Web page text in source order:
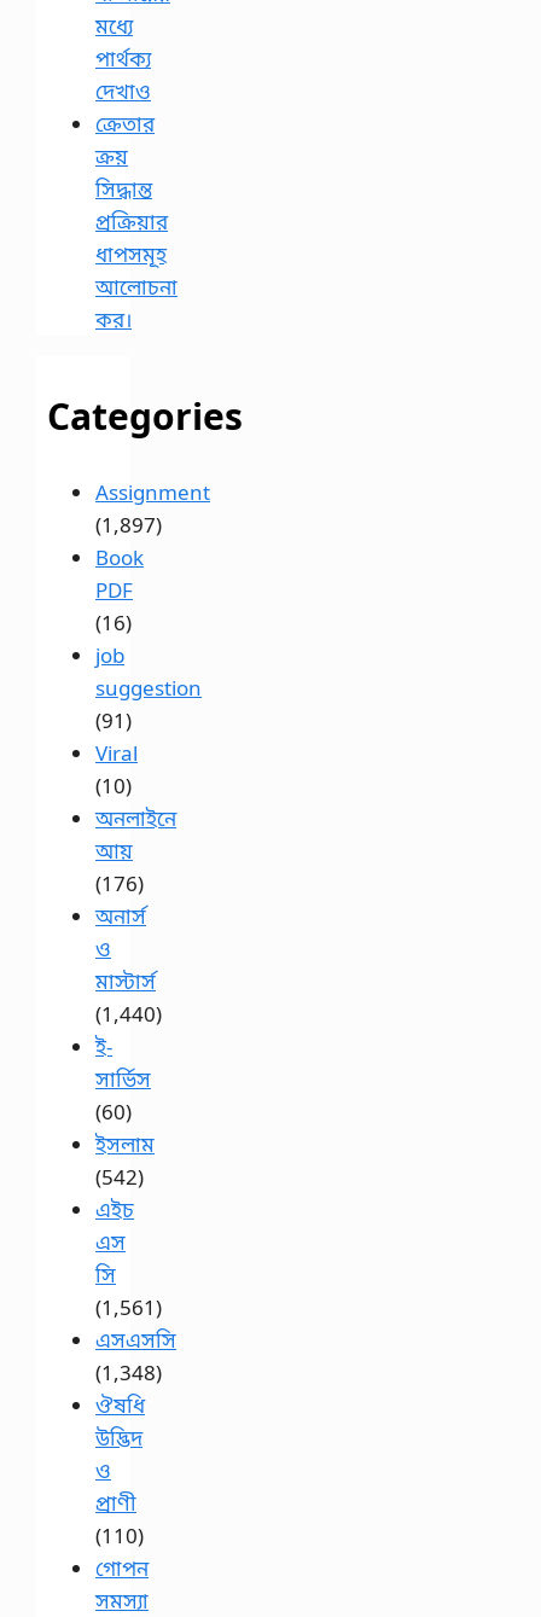
মধ্যে
পার্থক্য
দেখাও
ক্রেতার
ক্রয়
সিদ্ধান্ত
প্রক্রিয়ার
ধাপসমূহ
আলোচনা
কর।
Categories
Assignment
(1,897)
Book
PDF
(16)
job
suggestion
(91)
Viral
(10)
অনলাইনে
আয়
(176)
অনার্স
ও
মাস্টার্স
(1,440)
ই-
সার্ভিস
(60)
ইসলাম
(542)
এইচ
এস
সি
(1,561)
এসএসসি
(1,348)
ঔষধি
উদ্ভিদ
ও
প্রাণী
(110)
গোপন
সমস্যা